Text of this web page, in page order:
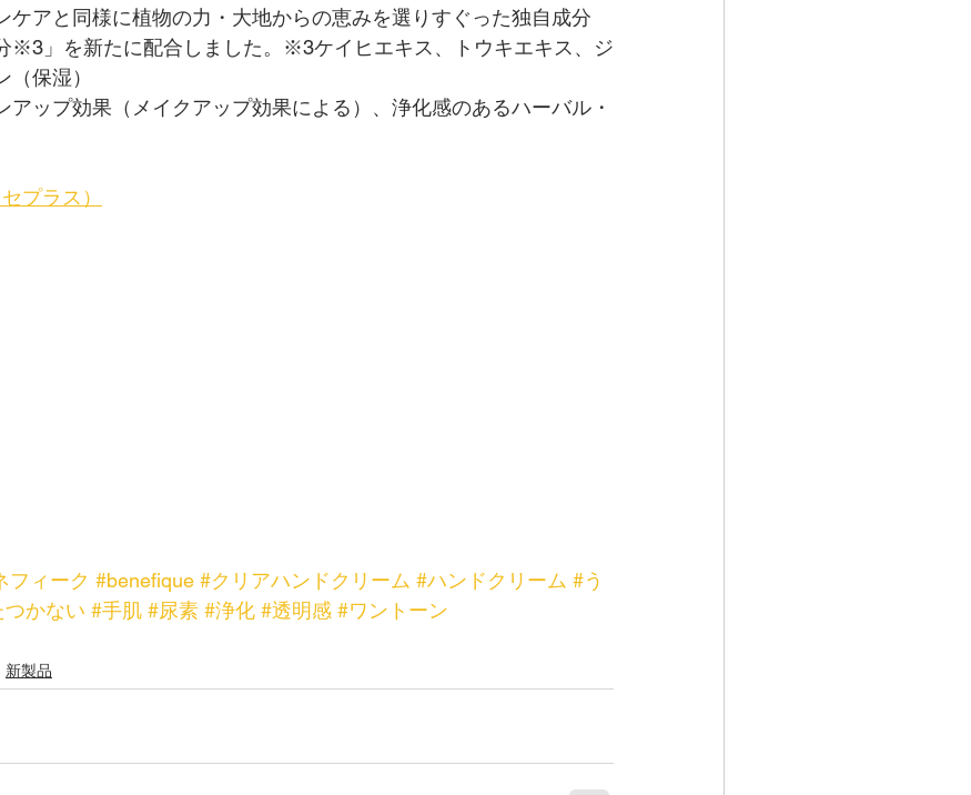
アと同様に植物の力・大地からの恵みを選りすぐった独自成分
※3」を新たに配合しました。※3ケイヒエキス、トウキエキス、ジ
（保湿）
ップ効果（メイクアップ効果による）、浄化感のあるハーバル・
プラス）
フィーク #benefique #クリアハンドクリーム #ハンドクリーム #う
つかない #手肌 #尿素 #浄化 #透明感 #ワントーン
新製品